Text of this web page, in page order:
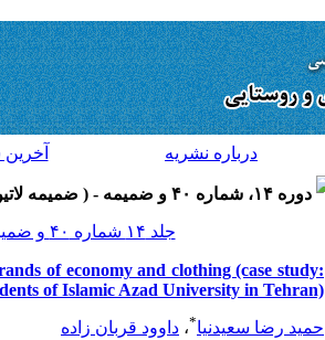
درباره نشريه
دوره ۱۴، شماره ۴۰ و ضميمه - ( ضميمه لاتين ۱۳۹۴ )
جلد ۱۴ شماره ۴۰ و ضميمه صفحات ۲۳۰-۲۱۷
of economy and clothing (case study:
of Islamic Azad University in Tehran)
حمید رضا سعیدنیا*، داوود قربان زاده